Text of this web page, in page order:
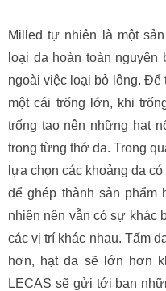
Milled tự nhiên là một
loại da hoàn toàn
ngoài việc loại bỏ lông. Để
một cái trống lớn, khi
trống tạo nên những hạt
trong từng thớ da. Trong
lựa chọn các khoảng da
để ghép thành sản
nhiên nên vẫn có sự khác
các vị trí khác nhau. Tấm
hơn, hạt da sẽ lớn hơn
LECAS sẽ gửi tới bạn